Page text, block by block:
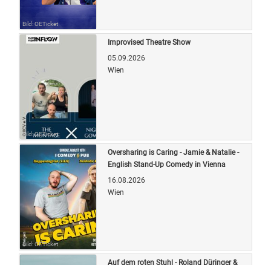
Bild: OETicket
Bild: OETicket
Improvised Theatre Show
05.09.2026
Wien
Bild: OETicket
Oversharing is Caring - Jamie & Natalie -
English Stand-Up Comedy in Vienna
16.08.2026
Wien
Auf dem roten Stuhl - Roland Düringer &